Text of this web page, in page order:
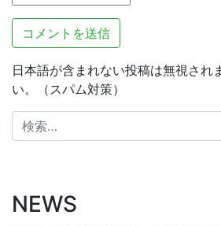
日本語が含まれない投稿は無視され
い。（スパム対策）
検
索:
NEWS